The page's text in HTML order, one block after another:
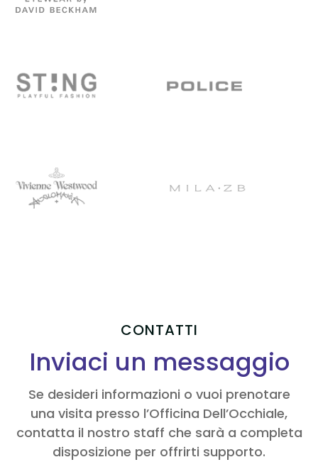
CONTATTI
Inviaci un messaggio
Se desideri informazioni o vuoi prenotare
una visita presso l’Officina Dell’Occhiale,
contatta il nostro staff che sarà a completa
disposizione per offrirti supporto.